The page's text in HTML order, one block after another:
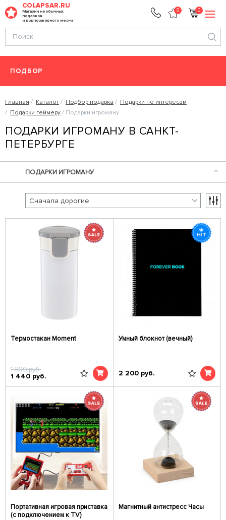
COLAPSAR.RU
Магазин необычных
подарков
и корпоративного мерча
0 0
ПОДБОР
Главная Каталог Подбор подарка
Подарки по интересам
Подарки геймеру
Подарки игроману
ПОДАРКИ ИГРОМАНУ В САНКТ-
ПЕТЕРБУРГЕ
ПОДАРКИ ИГРОМАНУ
Термостакан Moment
1 800руб.
1 440 руб.
Умный блокнот (вечный)
2 200 руб.
Портативная игровая приставка
(с подключением к TV)
Магнитный антистресс Часы